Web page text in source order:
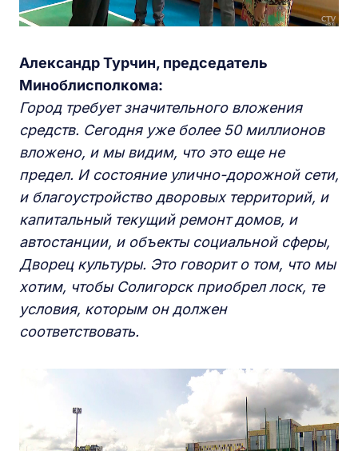
Александр Турчин, председатель
Миноблисполкома:
Город требует значительного вложения
средств. Сегодня уже более 50 миллионов
вложено, и мы видим, что это еще не
предел. И состояние улично-дорожной сети,
и благоустройство дворовых территорий, и
капитальный текущий ремонт домов, и
автостанции, и объекты социальной сферы,
Дворец культуры. Это говорит о том, что мы
хотим, чтобы Солигорск приобрел лоск, те
условия, которым он должен
соответствовать.